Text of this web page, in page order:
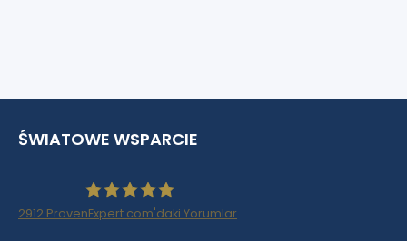
ŚWIATOWE WSPARCIE
2912 ProvenExpert.com'daki Yorumlar